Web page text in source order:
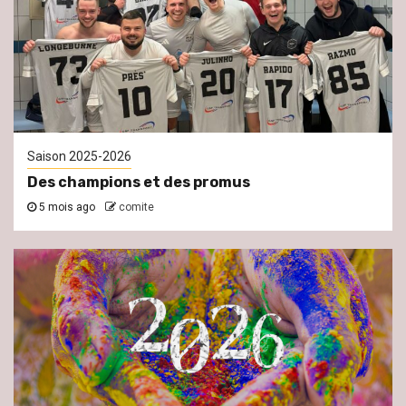
Saison 2025-2026
Des champions et des promus
5 mois ago comite